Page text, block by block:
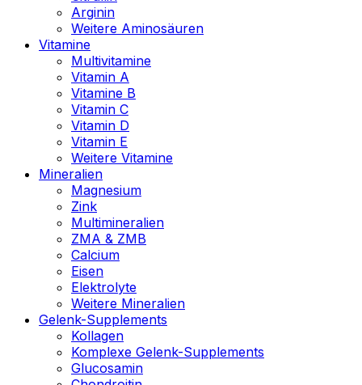
Arginin
Weitere Aminosäuren
Vitamine
Multivitamine
Vitamin A
Vitamine B
Vitamin C
Vitamin D
Vitamin E
Weitere Vitamine
Mineralien
Magnesium
Zink
Multimineralien
ZMA & ZMB
Calcium
Eisen
Elektrolyte
Weitere Mineralien
Gelenk-Supplements
Kollagen
Komplexe Gelenk-Supplements
Glucosamin